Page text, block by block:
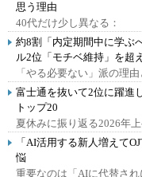
思う理由
40代だけ少し異なる：
約8割「内定期間中に学
ル2位「モチベ維持」を超
「やる必要ない」派の理由
富士通を抜いて2位に躍
トップ20
夏休みに振り返る2026年
「AI活用する新人増えて
悩
重要なのは「AIに代替され